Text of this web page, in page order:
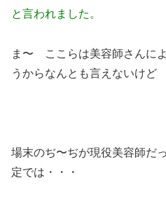
と言われました。
ま〜 ここらは美容師さんに
うからなんとも言えないけど
場末のぢ〜ぢが現役美容師だ
定では・・・